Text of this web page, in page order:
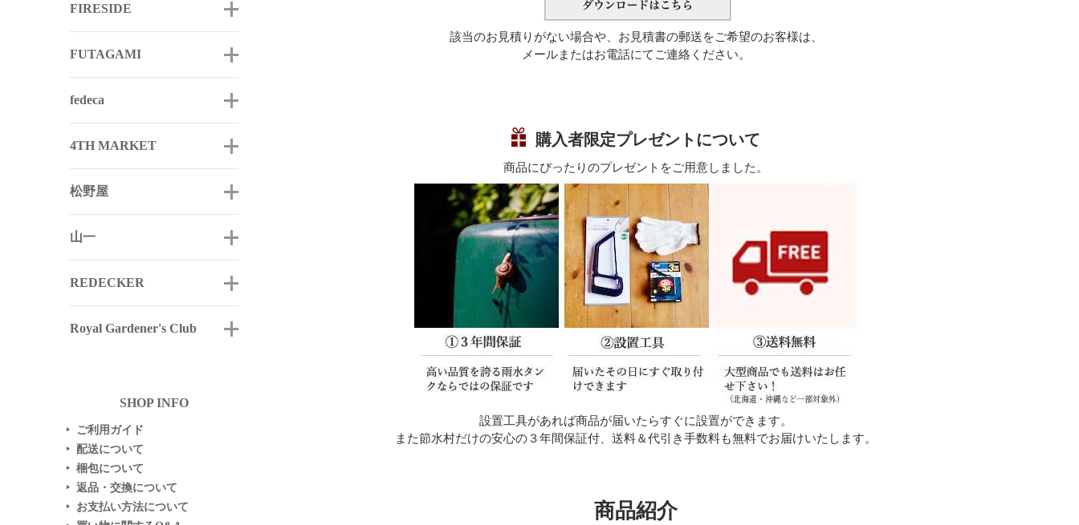
FIRESIDE
FUTAGAMI
fedeca
4TH MARKET
松野屋
山一
REDECKER
Royal Gardener's Club
SHOP INFO
▶ ご利用ガイド
▶ 配送について
▶ 梱包について
▶ 返品・交換について
▶ お支払い方法について
該当のお見積りがない場合や、お見積書の郵送をご希望のお客様は、
メールまたはお電話にてご連絡ください。
購入者限定プレゼントについて
商品にぴったりのプレゼントをご用意しました。
設置工具があれば商品が届いたらすぐに設置ができます。
また節水村だけの安心の３年間保証付、送料＆代引き手数料も無料でお届けいたします。
商品紹介